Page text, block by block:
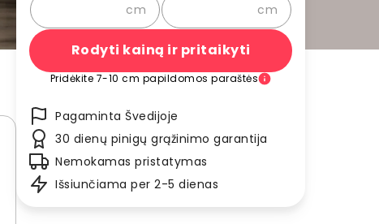
cm cm
Rodyti kainą ir pritaikyti
Pridėkite 7-10 cm papildomos paraštės
Pagaminta Švedijoje
30 dienų pinigų grąžinimo garantija
Nemokamas pristatymas
Išsiunčiama per 2-5 dienas